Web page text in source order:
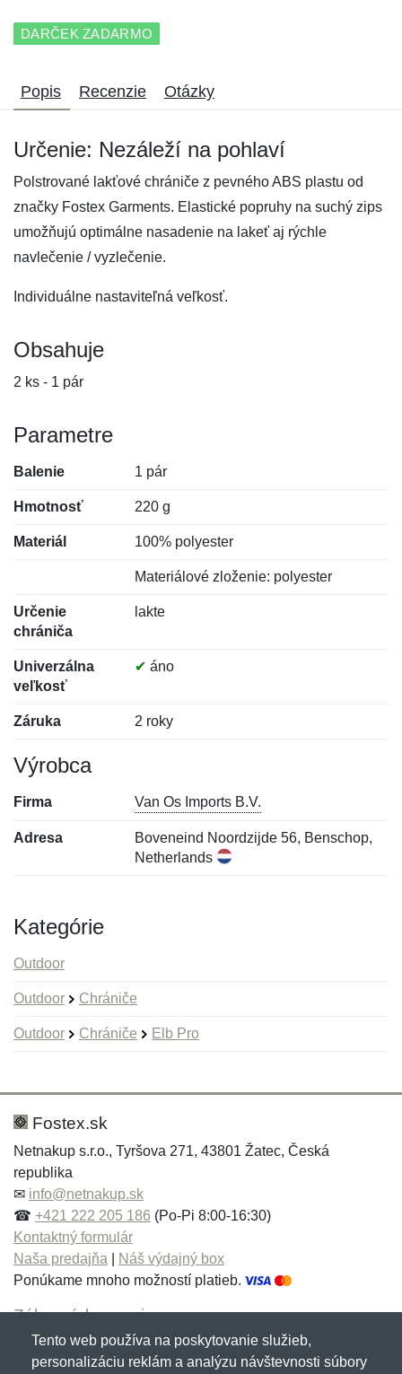
DARČEK ZADARMO
Popis Recenzie Otázky
Určenie: Nezáleží na pohlaví
Polstrované lakťové chrániče z pevného ABS plastu od
značky Fostex Garments. Elastické popruhy na suchý zips
umožňujú optimálne nasadenie na lakeť aj rýchle
navlečenie / vyzlečenie.
Individuálne nastaviteľná veľkosť.
Obsahuje
2 ks - 1 pár
Parametre
Balenie 1 pár
Hmotnosť 220 g
Materiál 100% polyester
Materiálové zloženie: polyester
Určenie
chrániča
lakte
Univerzálna
veľkosť
✔ áno
Záruka 2 roky
Výrobca
Firma Van Os Imports B.V.
Adresa
Boveneind Noordzijde 56, Benschop,
Netherlands
Kategórie
Outdoor
Outdoor Chrániče
Outdoor Chrániče Elb Pro
Hodnotenie:
Meno:*
E-mail:
Správa*
Meno:
E-mail:*
Správa*
Fostex.sk
Netnakup s.r.o., Tyršova 271, 43801 Žatec, Česká
republika
✉ info@netnakup.sk
☎ +421 222 205 186 (Po-Pi 8:00-16:30)
Kontaktný formulár
Naša predajňa
Náš výdajný box
Ponúkame mnoho možností platieb.
Zákaznícky servis
Novinky emailom
Tento web používa na poskytovanie služieb,
personalizáciu reklám a analýzu návštevnosti súbory